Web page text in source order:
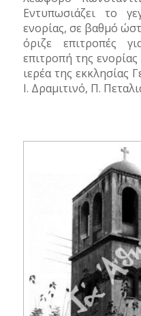
Εντυπωσιάζει το
ενορίας, σε βαθμό
όριζε επιτροπές
επιτροπή της
ιερέα της εκκλησίας
Ι. Δραμιτινό, Π.